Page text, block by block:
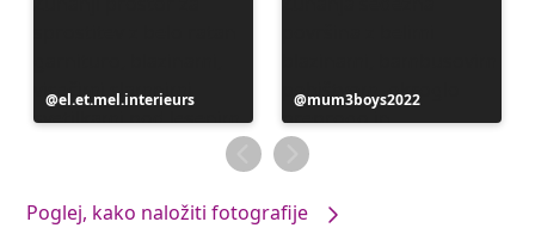
Objavo
je
el.et.mel.interieurs
Objavo
je
objavil
mum3boys2022
Poglej, kako naložiti fotografije